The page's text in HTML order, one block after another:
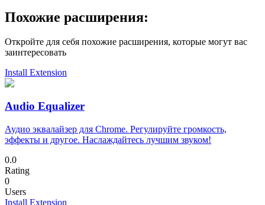
Похожие расширения:
Откройте для себя похожие расширения, которые могут вас
заинтересовать
Install Extension
Audio Equalizer
Аудио эквалайзер для Chrome. Регулируйте громкость,
эффекты и другое. Наслаждайтесь лучшим звуком!
0.0
Rating
0
Users
Install Extension